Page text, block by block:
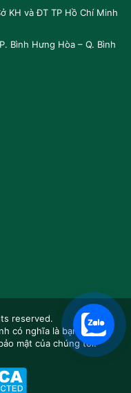
KH và ĐT TP Hồ Chí Minh
Bình Hưng Hòa – Q. Bình
reserved.
có nghĩa là bạn đồng ý
mật của chúng tôi.